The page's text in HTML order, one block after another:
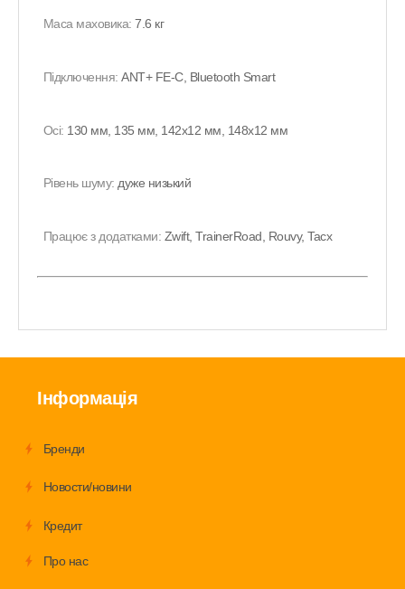
Маса маховика:7.6 кг
Підключення:ANT+ FE-C, Bluetooth Smart
Осі: 130 мм, 135 мм, 142x12 мм, 148x12 мм
Рівень шуму:дуже низький
Працює з додатками: Zwift, TrainerRoad, Rouvy, Tacx
Інформація
Бренди
Новости/новини
Кредит
Про нас